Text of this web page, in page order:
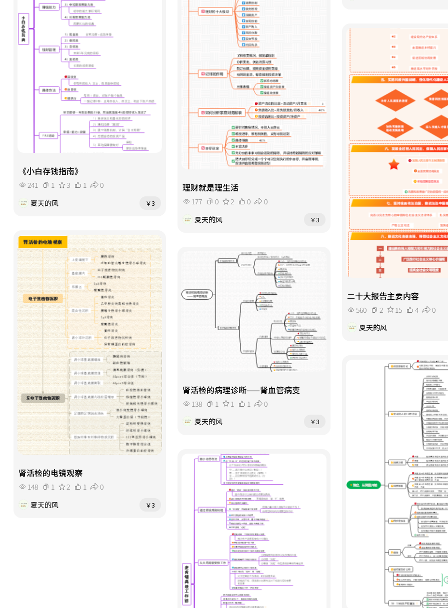
《小白存钱指南》
241 1 3 1
0
夏天的风
￥3
理财就是理生活
177 0 2 0
0
夏天的风
￥3
二十大报告主要内容
560 2 15 4
0
夏天的风
肾活检的电镜观察
148 1 2 1
0
夏天的风
￥3
肾活检的病理诊断——肾血管病变
138 1 1 1
0
夏天的风
￥3